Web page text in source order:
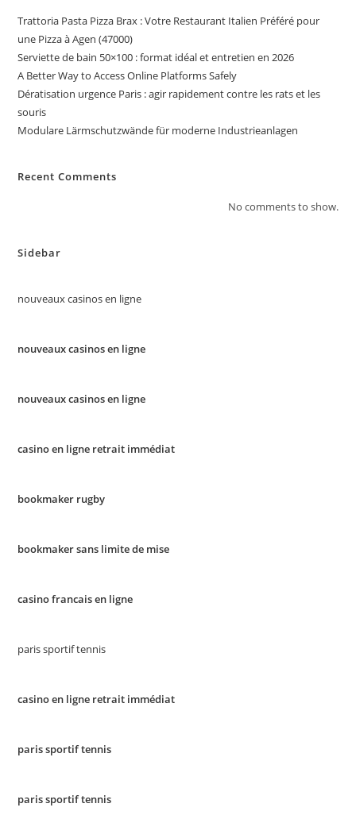
Trattoria Pasta Pizza Brax : Votre Restaurant Italien Préféré pour
une Pizza à Agen (47000)
Serviette de bain 50×100 : format idéal et entretien en 2026
A Better Way to Access Online Platforms Safely
Dératisation urgence Paris : agir rapidement contre les rats et les
souris
Modulare Lärmschutzwände für moderne Industrieanlagen
Recent Comments
No comments to show.
Sidebar
nouveaux casinos en ligne
nouveaux casinos en ligne
nouveaux casinos en ligne
casino en ligne retrait immédiat
bookmaker rugby
bookmaker sans limite de mise
casino francais en ligne
paris sportif tennis
casino en ligne retrait immédiat
paris sportif tennis
paris sportif tennis